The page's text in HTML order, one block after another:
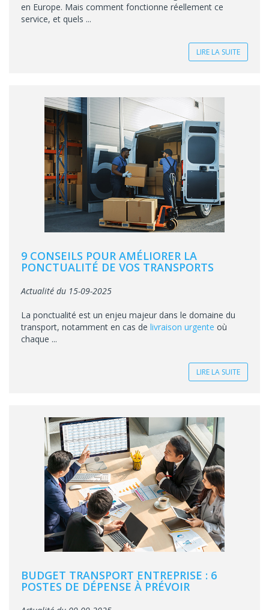
en Europe. Mais comment fonctionne réellement ce
service, et quels ...
LIRE LA SUITE
9 CONSEILS POUR AMÉLIORER LA
PONCTUALITÉ DE VOS TRANSPORTS
Actualité du 15-09-2025
La ponctualité est un enjeu majeur dans le domaine du
transport, notamment en cas de livraison urgente où
chaque ...
LIRE LA SUITE
BUDGET TRANSPORT ENTREPRISE : 6
POSTES DE DÉPENSE À PRÉVOIR